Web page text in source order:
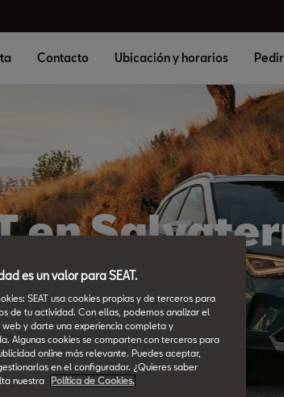
Contacto Ubicación y horarios
en
es un valor para SEAT.
SEAT usa cookies propias y de terceros para
de tu actividad. Con ellas, podemos analizar el
y darte una experiencia completa y
Algunas cookies se comparten con terceros para
online más relevante. Puedes aceptar,
en el configurador. ¿Quieres saber
nuestra
Política de Cookies.